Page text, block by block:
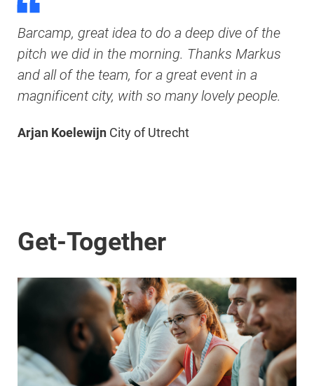
Barcamp, great idea to do a deep dive of the
pitch we did in the morning. Thanks Markus
and all of the team, for a great event in a
magnificent city, with so many lovely people.
Arjan Koelewijn City of Utrecht
Get-Together